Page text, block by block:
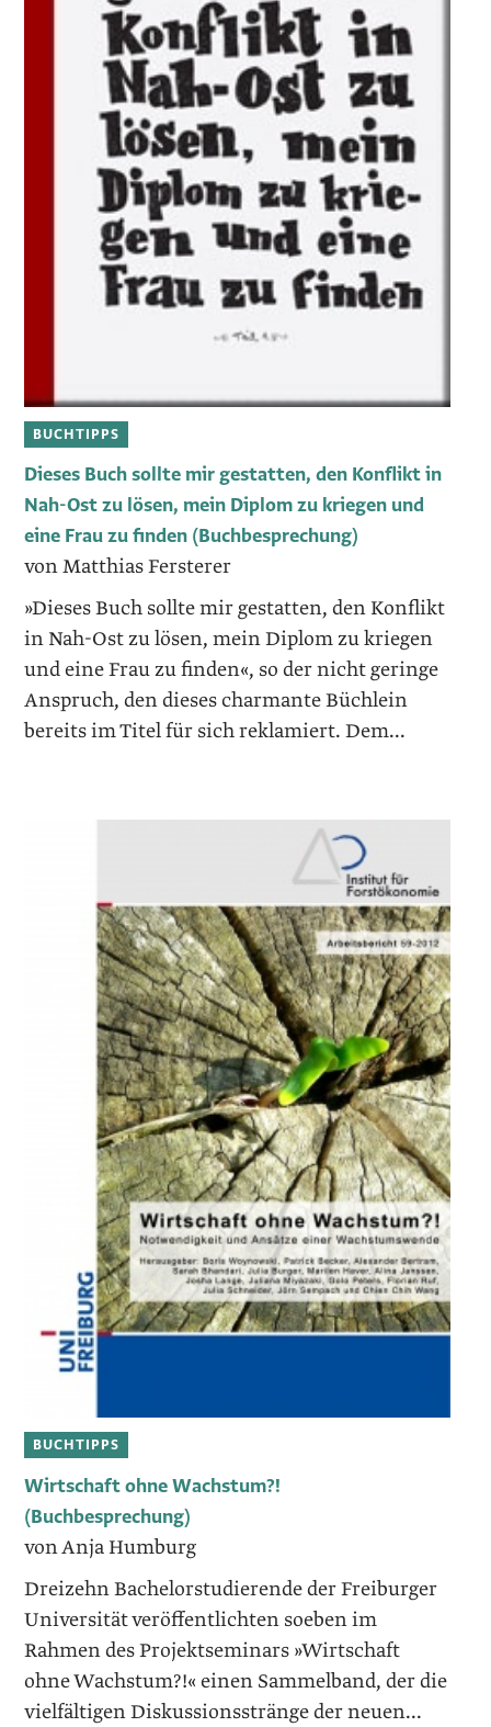
BUCHTIPPS
Dieses Buch sollte mir gestatten, den Konflikt in
Nah-Ost zu lösen, mein Diplom zu kriegen und
eine Frau zu finden (Buchbesprechung)
von Matthias Fersterer
»Dieses Buch sollte mir gestatten, den Konflikt
in Nah-Ost zu lösen, mein Diplom zu kriegen
und eine Frau zu finden«, so der nicht geringe
Anspruch, den dieses charmante Büchlein
bereits im Titel für sich reklamiert. Dem...
BUCHTIPPS
Wirtschaft ohne Wachstum?!
(Buchbesprechung)
von Anja Humburg
Dreizehn Bachelorstudierende der Freiburger
Universität veröffentlichten soeben im
Rahmen des Projektseminars »Wirtschaft
ohne Wachstum?!« einen Sammelband, der die
vielfältigen Diskussionsstränge der neuen...